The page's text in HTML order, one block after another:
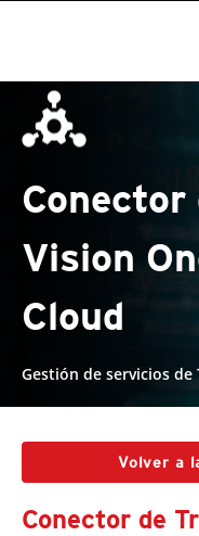
Conector
Vision
Cloud
Gestión de servicios de
Volver a
Conector de
Products